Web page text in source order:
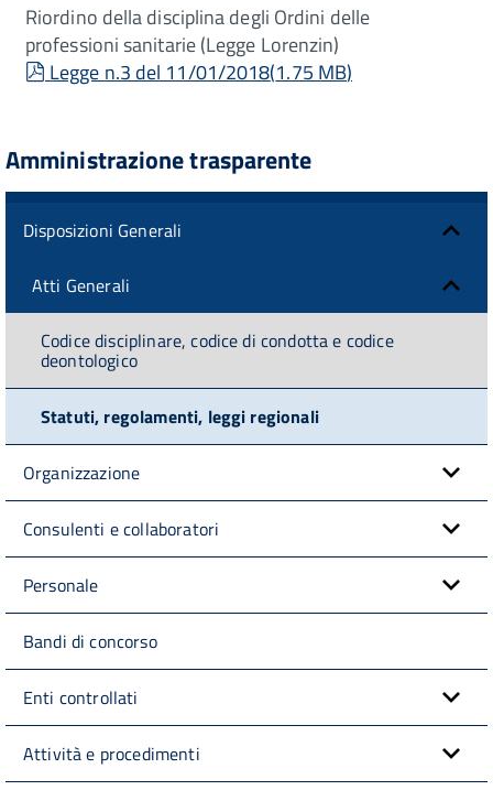
Riordino della disciplina degli Ordini delle
professioni sanitarie (Legge Lorenzin)
pdf
Legge n.3 del 11/01/2018(1.75 MB)
Amministrazione trasparente
Disposizioni Generali
Atti Generali
Codice disciplinare, codice di condotta e codice
deontologico
Statuti, regolamenti, leggi regionali
Organizzazione
Consulenti e collaboratori
Personale
Bandi di concorso
Enti controllati
Attività e procedimenti